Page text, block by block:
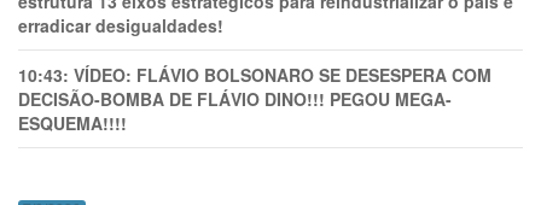
erradicar desigualdades!
10:43: VÍDEO: FLÁVIO BOLSONARO SE DESESPERA COM
DECISÃO-BOMBA DE FLÁVIO DINO!!! PEGOU MEGA-
ESQUEMA!!!!